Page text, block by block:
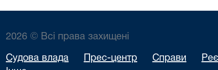
2026 © Всі права захищені
Судова влада Прес-центр Справи